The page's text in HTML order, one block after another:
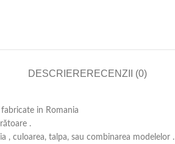
DESCRIERERECENZII (0)
in Romania
.
, culoarea, talpa, sau combinarea modelelor .